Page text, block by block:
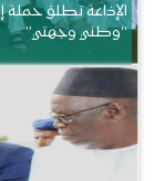
الإذاعة تطلق حملة
“وطني وجهتي”